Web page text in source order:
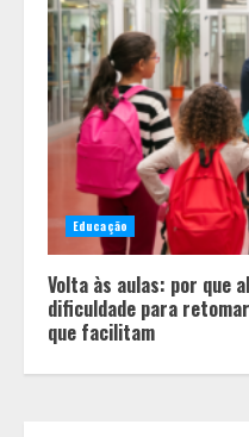
Educação
Volta às aulas: por que
dificuldade para
que facilitam
2
O
de